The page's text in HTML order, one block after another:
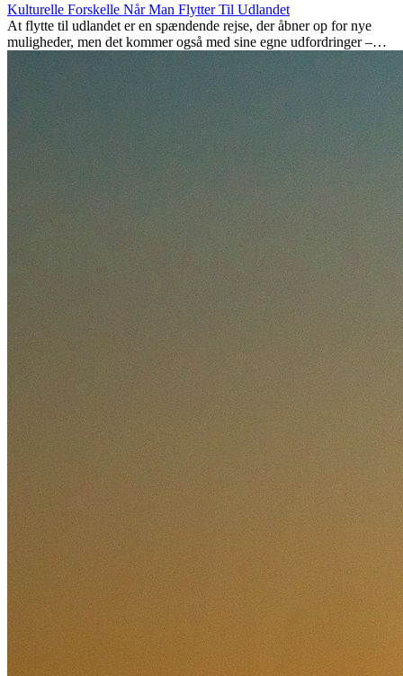
Kulturelle Forskelle Når Man Flytter Til Udlandet
At flytte til udlandet er en spændende rejse, der åbner op for nye
muligheder, men det kommer også med sine egne udfordringer –
arbejde, studier, eller bare for at få noget nyt, kan det tage tid at
tilpasse sig en ny kultur. At forstå disse forskelle og omfavne nye